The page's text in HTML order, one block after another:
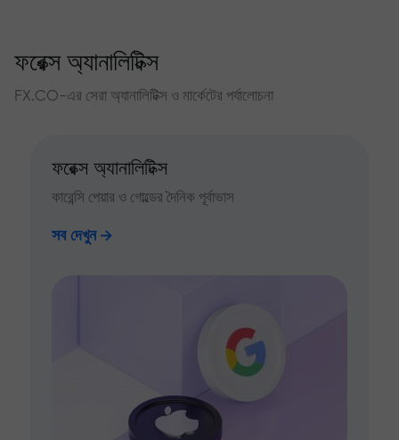
ফরেক্স অ্যানালিটিক্স
FX.CO-এর সেরা অ্যানালিটিক্স ও মার্কেটের পর্যালোচনা
ফরেক্স অ্যানালিটিক্স
কারেন্সি পেয়ার ও গোল্ডের দৈনিক পূর্বাভাস
সব দেখুন